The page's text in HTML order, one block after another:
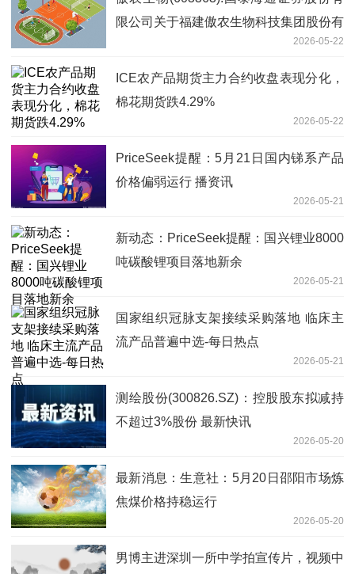
限公司关于福建傲农生物科技集团股份有
限公司部分限售股上市流通的核查意见|
焦点报道
2026-05-22
ICE农产品期货主力合约收盘表现分化，
棉花期货跌4.29%
2026-05-22
PriceSeek提醒：5月21日国内锑系产品
价格偏弱运行 播资讯
2026-05-21
新动态：PriceSeek提醒：国兴锂业8000
吨碳酸锂项目落地新余
2026-05-21
国家组织冠脉支架接续采购落地 临床主
流产品普遍中选-每日热点
2026-05-21
测绘股份(300826.SZ)：控股股东拟减持
不超过3%股份 最新快讯
2026-05-20
最新消息：生意社：5月20日邵阳市场炼
焦煤价格持稳运行
2026-05-20
男博主进深圳一所中学拍宣传片，视频中